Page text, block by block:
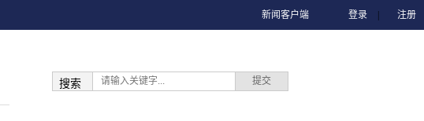
新闻客户端 登录 注册
搜索